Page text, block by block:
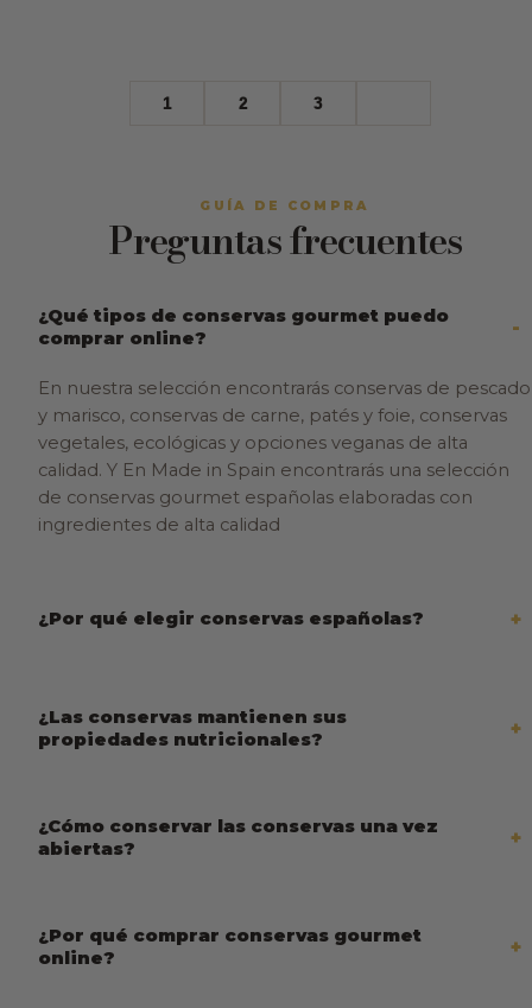
1 2 3
GUÍA DE COMPRA
Preguntas frecuentes
¿Qué tipos de conservas gourmet puedo
comprar online?
En nuestra selección encontrarás conservas de pescado
y marisco, conservas de carne, patés y foie, conservas
vegetales, ecológicas y opciones veganas de alta
calidad. Y En Made in Spain encontrarás una selección
de conservas gourmet españolas elaboradas con
ingredientes de alta calidad
¿Por qué elegir conservas españolas?
¿Las conservas mantienen sus
propiedades nutricionales?
¿Cómo conservar las conservas una vez
abiertas?
¿Por qué comprar conservas gourmet
online?